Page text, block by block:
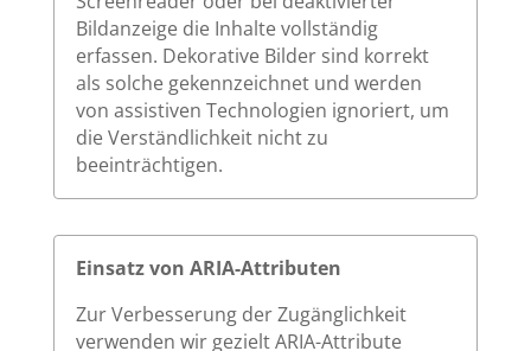
Bildanzeige die Inhalte vollständig
erfassen. Dekorative Bilder sind korrekt
als solche gekennzeichnet und werden
von assistiven Technologien ignoriert, um
die Verständlichkeit nicht zu
beeinträchtigen.
Einsatz von ARIA-Attributen
Zur Verbesserung der Zugänglichkeit
verwenden wir gezielt ARIA-Attribute